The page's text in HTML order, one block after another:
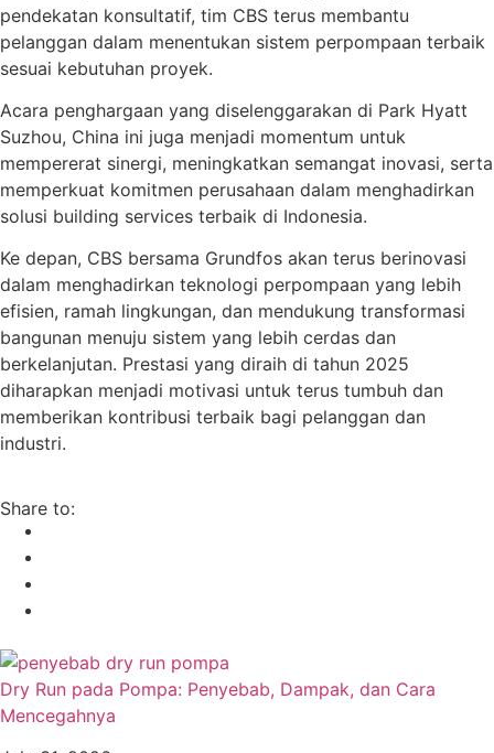
pendekatan konsultatif, tim CBS terus membantu
pelanggan dalam menentukan sistem perpompaan terbaik
sesuai kebutuhan proyek.
Acara penghargaan yang diselenggarakan di Park Hyatt
Suzhou, China ini juga menjadi momentum untuk
mempererat sinergi, meningkatkan semangat inovasi, serta
memperkuat komitmen perusahaan dalam menghadirkan
solusi building services terbaik di Indonesia.
Ke depan, CBS bersama Grundfos akan terus berinovasi
dalam menghadirkan teknologi perpompaan yang lebih
efisien, ramah lingkungan, dan mendukung transformasi
bangunan menuju sistem yang lebih cerdas dan
berkelanjutan. Prestasi yang diraih di tahun 2025
diharapkan menjadi motivasi untuk terus tumbuh dan
memberikan kontribusi terbaik bagi pelanggan dan
industri.
Share to:
Dry Run pada Pompa: Penyebab, Dampak, dan Cara
Mencegahnya